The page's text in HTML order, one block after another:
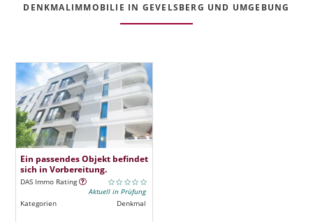
DENKMALIMMOBILIE IN GEVELSBERG UND UMGEBUNG
Ein passendes Objekt befindet
sich in Vorbereitung.
DAS Immo Rating
Aktuell in Prüfung
Kategorien
Denkmal